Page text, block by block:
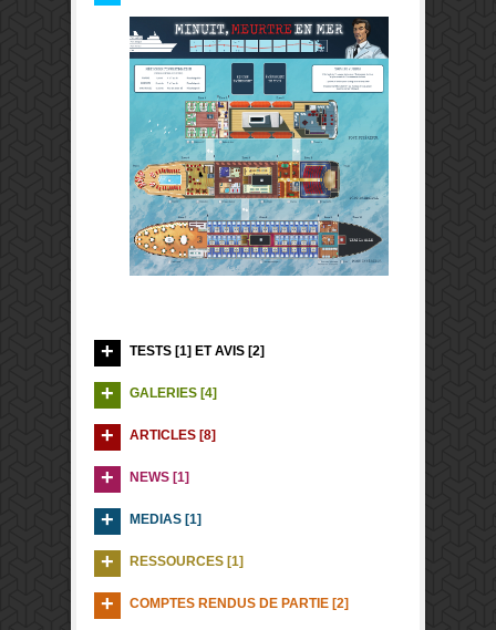
TESTS [1] ET AVIS [2]
GALERIES [4]
ARTICLES [8]
NEWS [1]
MEDIAS [1]
RESSOURCES [1]
COMPTES RENDUS DE PARTIE [2]